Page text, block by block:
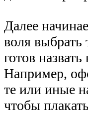
Далее
воля выбрать
готов
Например,
те или иные
чтобы